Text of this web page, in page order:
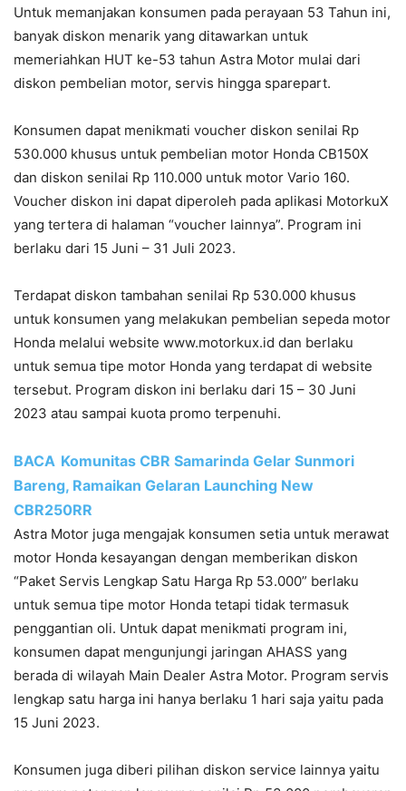
Untuk memanjakan konsumen pada perayaan 53 Tahun ini,
banyak diskon menarik yang ditawarkan untuk
memeriahkan HUT ke-53 tahun Astra Motor mulai dari
diskon pembelian motor, servis hingga sparepart.
Konsumen dapat menikmati voucher diskon senilai Rp
530.000 khusus untuk pembelian motor Honda CB150X
dan diskon senilai Rp 110.000 untuk motor Vario 160.
Voucher diskon ini dapat diperoleh pada aplikasi MotorkuX
yang tertera di halaman “voucher lainnya”. Program ini
berlaku dari 15 Juni – 31 Juli 2023.
Terdapat diskon tambahan senilai Rp 530.000 khusus
untuk konsumen yang melakukan pembelian sepeda motor
Honda melalui website www.motorkux.id dan berlaku
untuk semua tipe motor Honda yang terdapat di website
tersebut. Program diskon ini berlaku dari 15 – 30 Juni
2023 atau sampai kuota promo terpenuhi.
BACA Komunitas CBR Samarinda Gelar Sunmori
Bareng, Ramaikan Gelaran Launching New
CBR250RR
Astra Motor juga mengajak konsumen setia untuk merawat
motor Honda kesayangan dengan memberikan diskon
“Paket Servis Lengkap Satu Harga Rp 53.000” berlaku
untuk semua tipe motor Honda tetapi tidak termasuk
penggantian oli. Untuk dapat menikmati program ini,
konsumen dapat mengunjungi jaringan AHASS yang
berada di wilayah Main Dealer Astra Motor. Program servis
lengkap satu harga ini hanya berlaku 1 hari saja yaitu pada
15 Juni 2023.
Konsumen juga diberi pilihan diskon service lainnya yaitu